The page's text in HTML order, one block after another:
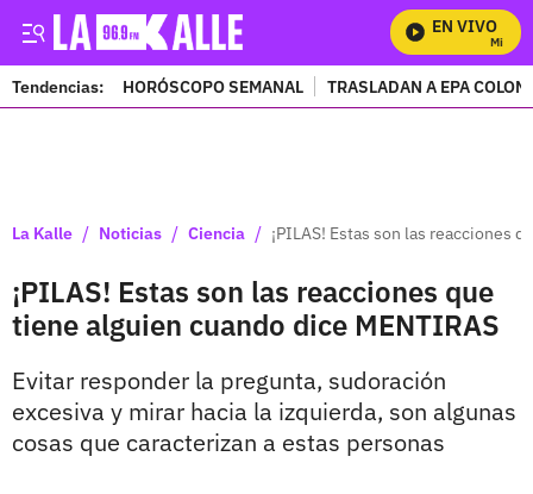
EN VIVO
Mira
Tendencias: HORÓSCOPO SEMANAL TRASLADAN A EPA
La Kalle / Noticias / Ciencia / ¡PILAS! Estas son las reacciones
¡PILAS! Estas son las reacciones que
tiene alguien cuando dice MENTIRAS
Evitar responder la pregunta, sudoración
excesiva y mirar hacia la izquierda, son algunas
cosas que caracterizan a estas personas